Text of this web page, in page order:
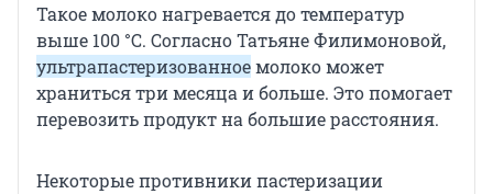
Такое молоко нагревается до температур
выше 100 °C. Согласно Татьяне Филимоновой,
ультрапастеризованноемолоко может
храниться три месяца и больше. Это помогает
перевозить продукт на большие расстояния.
Некоторые противники пастеризации